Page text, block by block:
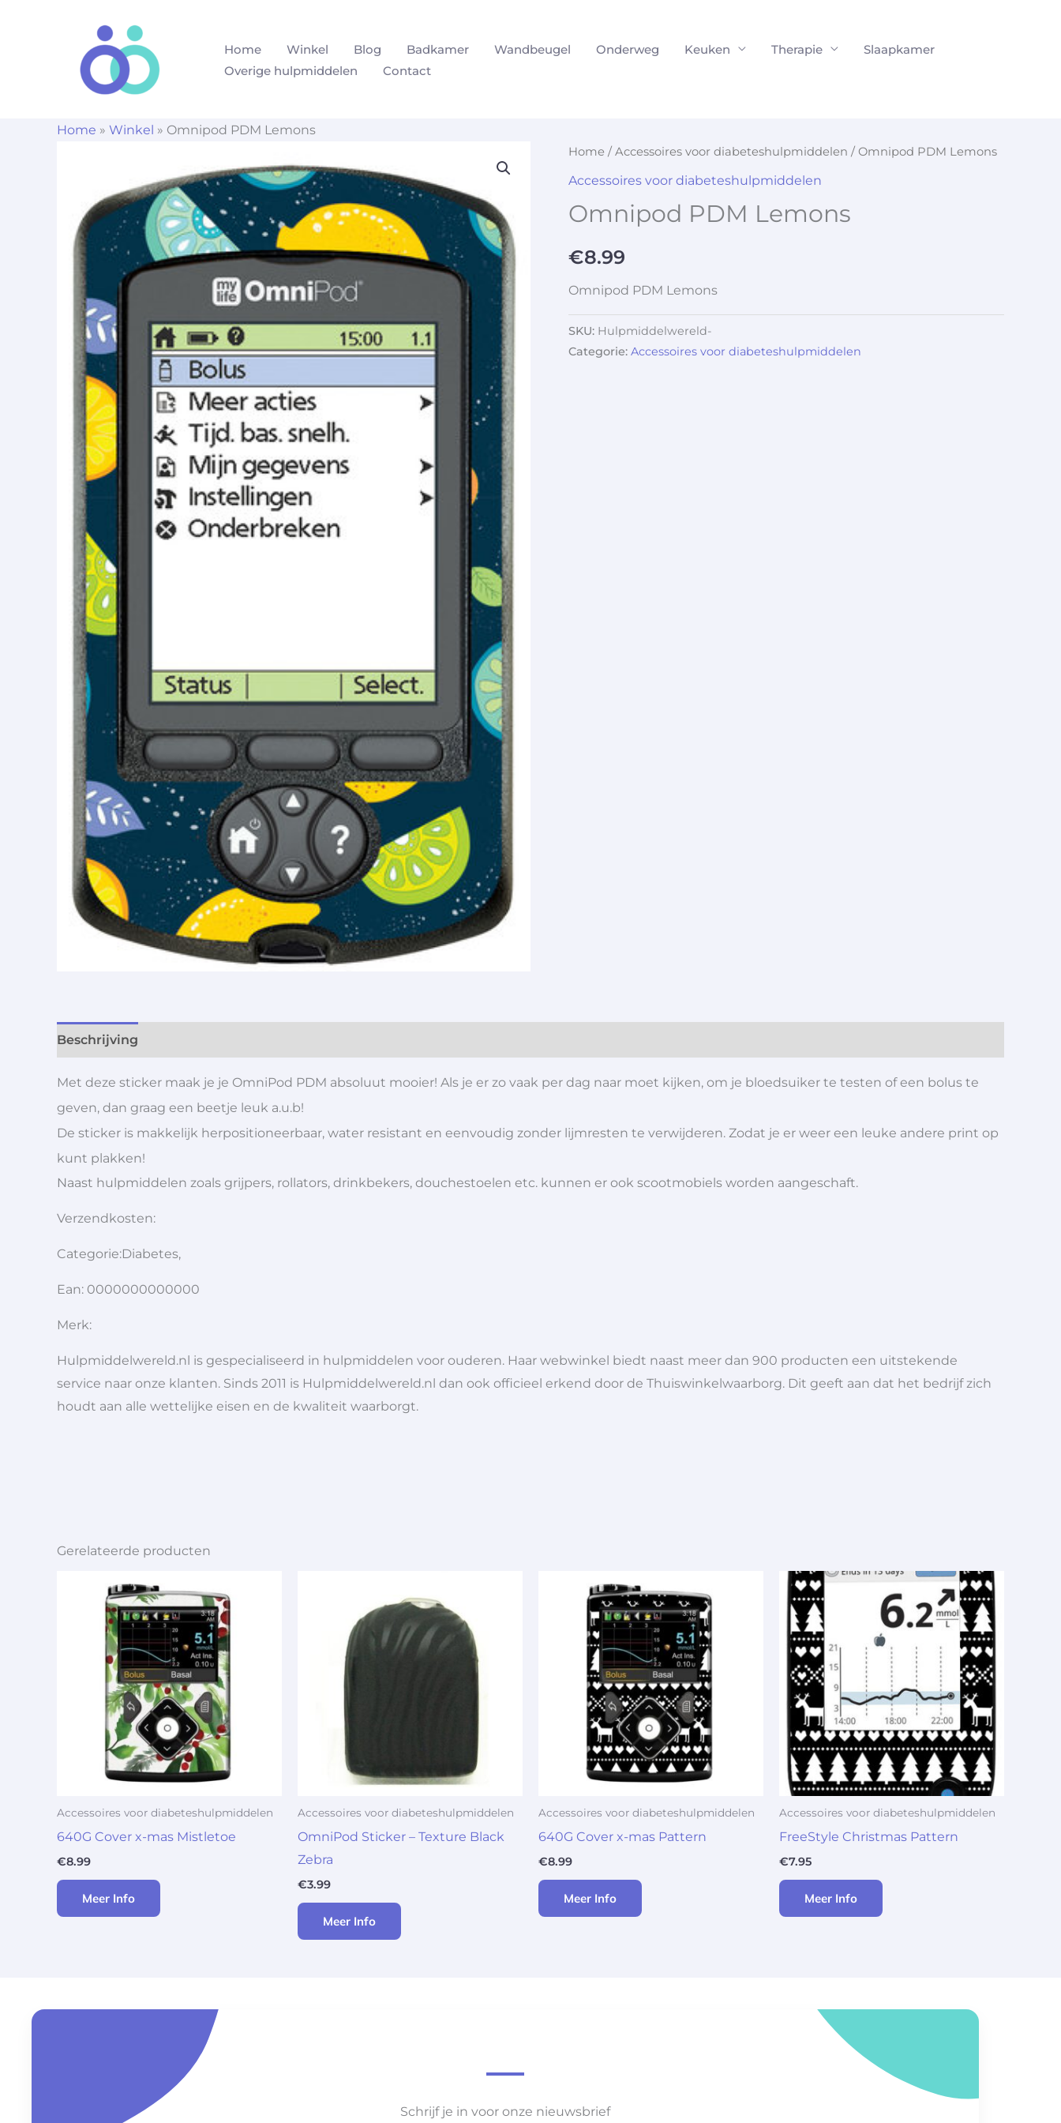
Home Winkel Blog Badkamer Wandbeugel Onderweg Keuken Therapie
Slaapkamer
Overige hulpmiddelen
Contact
Home » Winkel » Omnipod PDM Lemons
Home / Accessoires voor diabeteshulpmiddelen / Omnipod PDM Lemons
Accessoires voor diabeteshulpmiddelen
Omnipod PDM Lemons
€8.99
Omnipod PDM Lemons
SKU: Hulpmiddelwereld-
Categorie: Accessoires voor diabeteshulpmiddelen
Beschrijving
Met deze sticker maak je je OmniPod PDM absoluut mooier! Als je er zo vaak per dag naar moet kijken, om je bloedsuiker te testen of een bolus te
geven, dan graag een beetje leuk a.u.b!
De sticker is makkelijk herpositioneerbaar, water resistant en eenvoudig zonder lijmresten te verwijderen. Zodat je er weer een leuke andere print op
kunt plakken!
Naast hulpmiddelen zoals grijpers, rollators, drinkbekers, douchestoelen etc. kunnen er ook scootmobiels worden aangeschaft.
Verzendkosten:
Categorie:Diabetes,
Ean: 0000000000000
Merk:
Hulpmiddelwereld.nl is gespecialiseerd in hulpmiddelen voor ouderen. Haar webwinkel biedt naast meer dan 900 producten een uitstekende
service naar onze klanten. Sinds 2011 is Hulpmiddelwereld.nl dan ook officieel erkend door de Thuiswinkelwaarborg. Dit geeft aan dat het bedrijf zich
houdt aan alle wettelijke eisen en de kwaliteit waarborgt.
Gerelateerde producten
Accessoires voor diabeteshulpmiddelen
640G Cover x-mas Mistletoe
€8.99
Meer Info
Accessoires voor diabeteshulpmiddelen
OmniPod Sticker – Texture Black
Zebra
€3.99
Meer Info
Accessoires voor diabeteshulpmiddelen
640G Cover x-mas Pattern
€8.99
Meer Info
Accessoires voor diabeteshulpmiddelen
FreeStyle Christmas Pattern
€7.95
Meer Info
Schrijf je in voor onze nieuwsbrief